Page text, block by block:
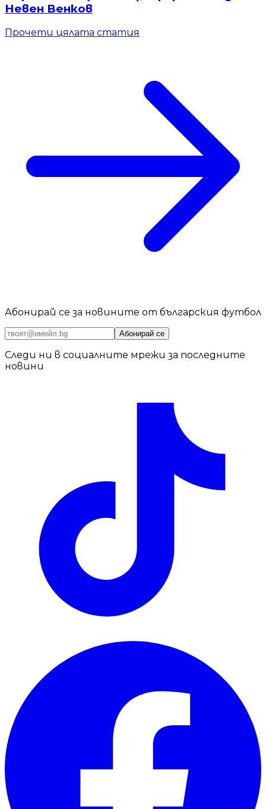
Невен Венков
Прочети цялата статия
Абонирай се за новините от българския футбол
Абонирай се
Следи ни в социалните мрежи за последните
новини